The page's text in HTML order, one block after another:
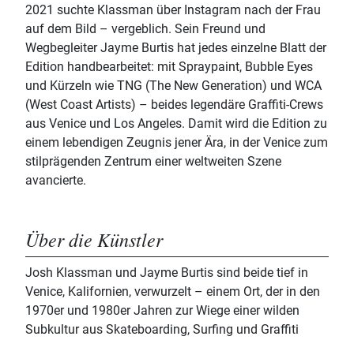
2021 suchte Klassman über Instagram nach der Frau
auf dem Bild – vergeblich. Sein Freund und
Wegbegleiter Jayme Burtis hat jedes einzelne Blatt der
Edition handbearbeitet: mit Spraypaint, Bubble Eyes
und Kürzeln wie TNG (The New Generation) und WCA
(West Coast Artists) – beides legendäre Graffiti-Crews
aus Venice und Los Angeles. Damit wird die Edition zu
einem lebendigen Zeugnis jener Ära, in der Venice zum
stilprägenden Zentrum einer weltweiten Szene
avancierte.
Über die Künstler
Josh Klassman und Jayme Burtis sind beide tief in
Venice, Kalifornien, verwurzelt – einem Ort, der in den
1970er und 1980er Jahren zur Wiege einer wilden
Subkultur aus Skateboarding, Surfing und Graffiti